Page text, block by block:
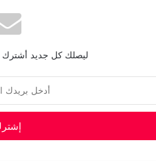
ليصلك كل جديد أشترك